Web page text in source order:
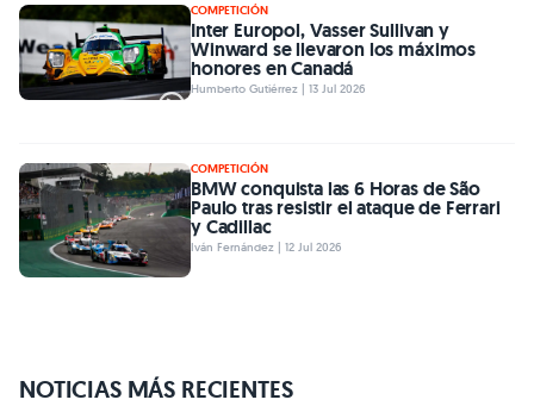
COMPETICIÓN
Inter Europol, Vasser Sullivan y
Winward se llevaron los máximos
honores en Canadá
Humberto Gutiérrez | 13 Jul 2026
COMPETICIÓN
BMW conquista las 6 Horas de São
Paulo tras resistir el ataque de Ferrari
y Cadillac
Iván Fernández | 12 Jul 2026
NOTICIAS MÁS RECIENTES